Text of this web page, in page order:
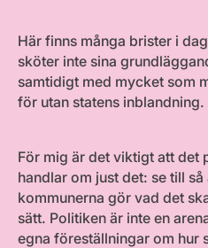
Här finns många brister i
sköter inte sina
samtidigt med mycket som
för utan statens inblandning.
För mig är det viktigt att det
handlar om just det: se till
kommunerna gör vad det
sätt. Politiken är inte en
egna föreställningar om hur